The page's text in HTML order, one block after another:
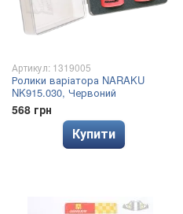
Артикул: 1319005
Ролики варіатора NARAKU
NK915.030, Червоний
568 грн
Купити